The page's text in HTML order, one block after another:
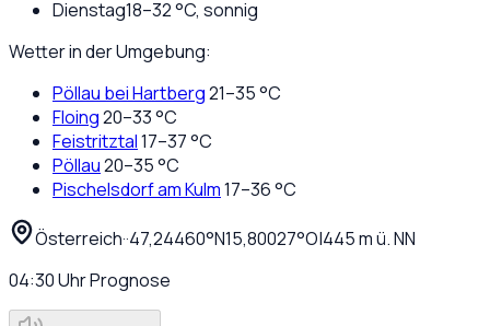
Dienstag18–32°C, sonnig
Wetter in der Umgebung:
Pöllau bei Hartberg21–35°C
Floing20–33°C
Feistritztal17–37°C
Pöllau20–35°C
Pischelsdorf am Kulm17–36°C
Österreich··47,24460°N15,80027°O|445m ü. NN
04:30UhrPrognose